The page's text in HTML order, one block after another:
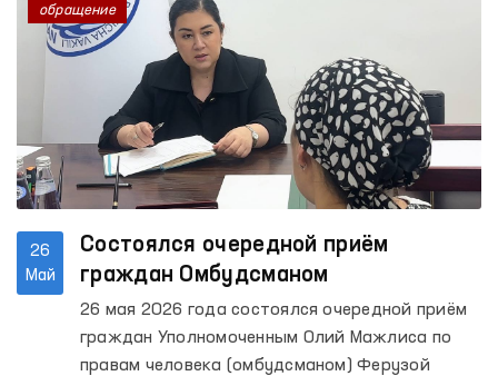
26
Май
Состоялся очередной приём
граждан Омбудсманом
26 мая 2026 года состоялся очередной приём
граждан Уполномоченным Олий Мажлиса по
правам человека (омбудсманом) Ферузой
обращение